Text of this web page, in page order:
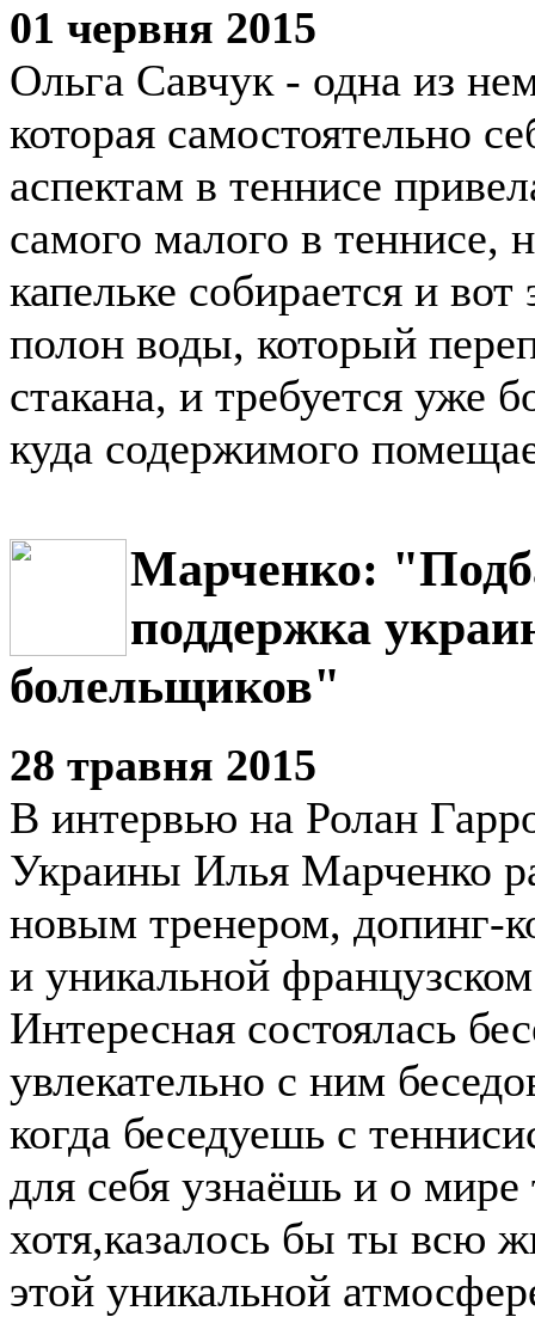
01 червня 2015
Ольга Савчук - одна из
которая самостоятельно
аспектам в теннисе
самого малого в теннисе,
капельке собирается и вот
полон воды, который
стакана, и требуется уже
куда содержимого
Марченко:
поддержка
болельщиков"
28 травня 2015
В интервью на Ролан
Украины Илья Марченко
новым тренером, допинг-
и уникальной
Интересная состоялась
увлекательно с ним
когда беседуешь с
для себя узнаёшь и о
хотя,казалось бы ты всю
этой уникальной